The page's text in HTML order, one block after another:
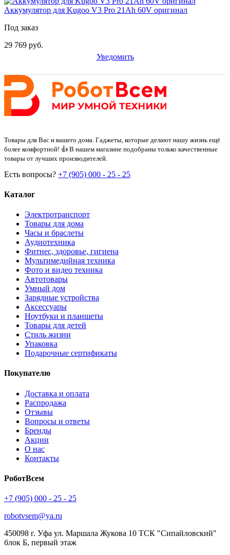
Аккумулятор для Kugoo V3 Pro 21Ah 60V оригинал
Под заказ
29 769 руб.
Уведомить
Товары для Вас и вашего дома. Гаджеты, которые делают нашу жизнь ещё
более комфортной! 👍 В нашем магазине подобраны только качественные
товары от лучших производителей.
Есть вопросы? +7 (905) 000 - 25 - 25
Каталог
Электротранспорт
Товары для дома
Часы и браслеты
Аудиотехника
Фитнес, здоровье, гигиена
Мультимедийная техника
Фото и видео техника
Автотовары
Умный дом
Зарядные устройства
Аксессуары
Ноутбуки и планшеты
Товары для детей
Стиль жизни
Упаковка
Подарочные сертификаты
Покупателю
Доставка и оплата
Распродажа
Отзывы
Вопросы и ответы
Бренды
Акции
О нас
Контакты
РоботВсем
+7 (905) 000 - 25 - 25
robotvsem@ya.ru
450098 г. Уфа ул. Маршала Жукова 10 ТСК "Сипайловский"
блок Б, первый этаж